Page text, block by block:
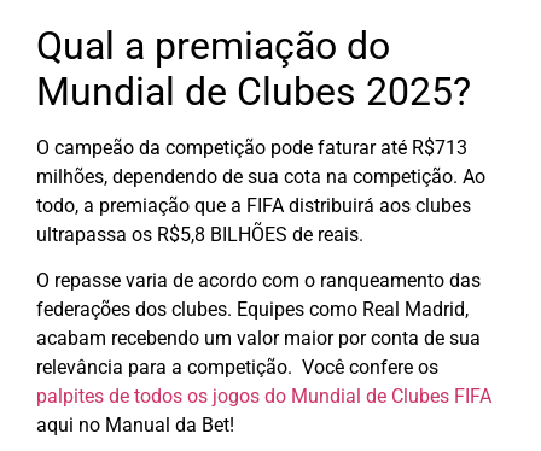
Qual a premiação do
Mundial de Clubes 2025?
O campeão da competição pode faturar até R$713
milhões, dependendo de sua cota na competição. Ao
todo, a premiação que a FIFA distribuirá aos clubes
ultrapassa os R$5,8 BILHÕES de reais.
O repasse varia de acordo com o ranqueamento das
federações dos clubes. Equipes como Real Madrid,
acabam recebendo um valor maior por conta de sua
relevância para a competição. Você confere os
palpites de todos os jogos do Mundial de Clubes FIFA
aqui no Manual da Bet!